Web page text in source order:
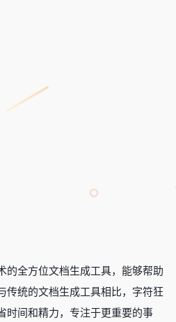
的全方位文档生成工具，能够帮助
传统的文档生成工具相比，字符狂
时间和精力，专注于更重要的事